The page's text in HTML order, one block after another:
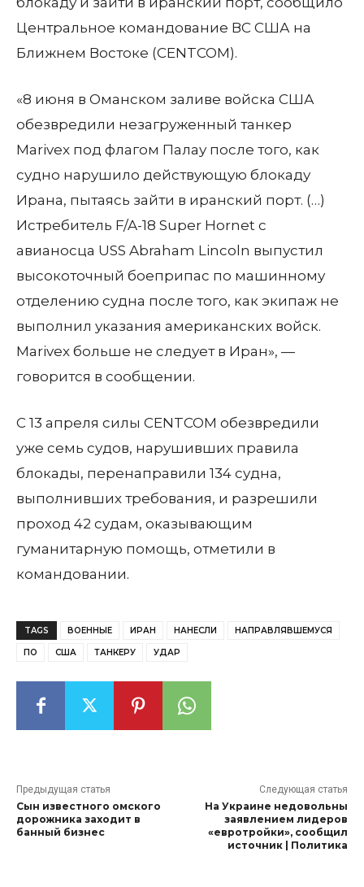
Центральное командование ВС США на
Ближнем Востоке (CENTCOM).
«8 июня в Оманском заливе войска США
обезвредили незагруженный танкер
Marivex под флагом Палау после того, как
судно нарушило действующую блокаду
Ирана, пытаясь зайти в иранский порт. (…)
Истребитель F/A-18 Super Hornet с
авианосца USS Abraham Lincoln выпустил
высокоточный боеприпас по машинному
отделению судна после того, как экипаж не
выполнил указания американских войск.
Marivex больше не следует в Иран», —
говорится в сообщении.
С 13 апреля силы CENTCOM обезвредили
уже семь судов, нарушивших правила
блокады, перенаправили 134 судна,
выполнивших требования, и разрешили
проход 42 судам, оказывающим
гуманитарную помощь, отметили в
командовании.
TAGS ВОЕННЫЕ ИРАН НАНЕСЛИ НАПРАВЛЯВШЕМУСЯ
ПО США ТАНКЕРУ УДАР
Предыдущая статья
Сын известного омского
дорожника заходит в
банный бизнес
Следующая статья
На Украине недовольны
заявлением лидеров
«евротройки», сообщил
источник | Политика